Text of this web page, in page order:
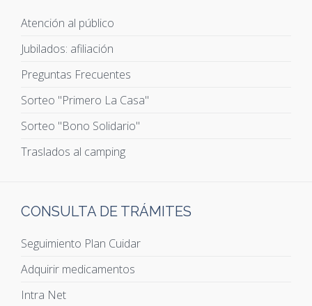
Atención al público
Jubilados: afiliación
Preguntas Frecuentes
Sorteo "Primero La Casa"
Sorteo "Bono Solidario"
Traslados al camping
CONSULTA DE TRÁMITES
Seguimiento Plan Cuidar
Adquirir medicamentos
Intra Net